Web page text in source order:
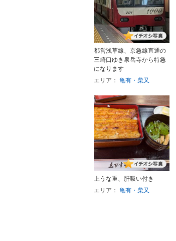
都営浅草線、京急線直通の
三崎口ゆき泉岳寺から特急
になります
エリア： 亀有・柴又
上うな重、肝吸い付き
エリア： 亀有・柴又